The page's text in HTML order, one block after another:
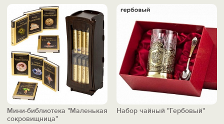
Мини-библиотека "Маленькая
сокровищница"
Набор чайный "Гербовый"